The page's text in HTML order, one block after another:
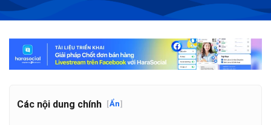
Các nội dung chính [Ẩn]